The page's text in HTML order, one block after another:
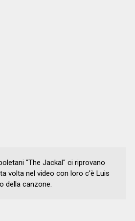
"The Jackal" ci riprovano
volta nel video con loro c'è Luis
della canzone.